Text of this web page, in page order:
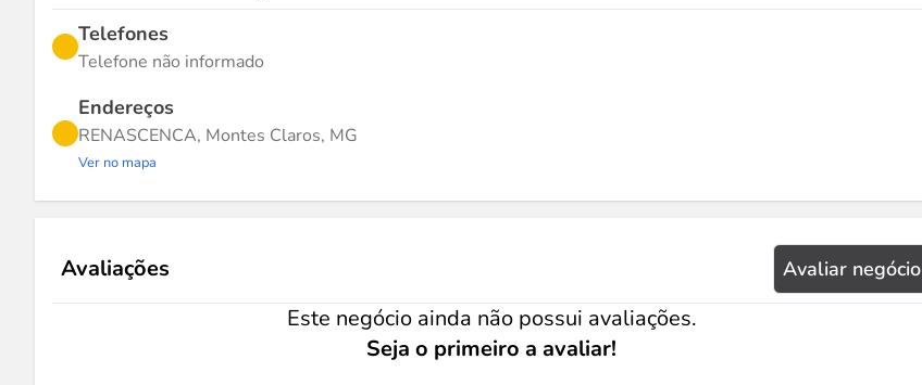
Telefones
Telefone não informado
Endereços
RENASCENCA, Montes Claros, MG
Ver no mapa
Avaliações Avaliar negócio
Este negócio ainda não possui avaliações.
Seja o primeiro a avaliar!